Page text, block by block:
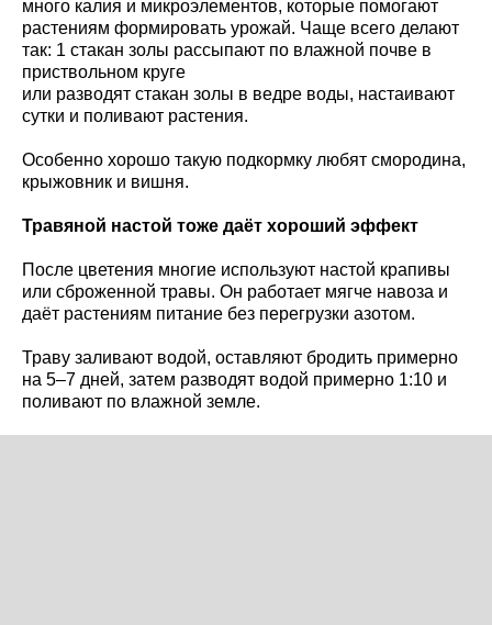
много калия и микроэлементов, которые помогают
растениям формировать урожай. Чаще всего делают
так: 1 стакан золы рассыпают по влажной почве в
приствольном круге
или разводят стакан золы в ведре воды, настаивают
сутки и поливают растения.
Особенно хорошо такую подкормку любят смородина,
крыжовник и вишня.
Травяной настой тоже даёт хороший эффект
После цветения многие используют настой крапивы
или сброженной травы. Он работает мягче навоза и
даёт растениям питание без перегрузки азотом.
Траву заливают водой, оставляют бродить примерно
на 5–7 дней, затем разводят водой примерно 1:10 и
поливают по влажной земле.